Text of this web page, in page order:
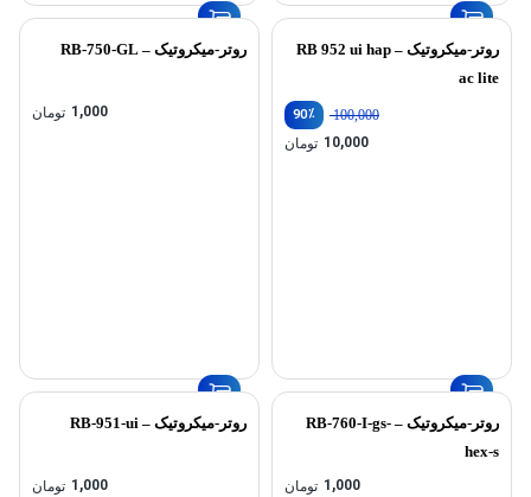
روتر-میکروتیک – RB 952 ui hap
ac lite
٪90 100,000
10,000 تومان
روتر-میکروتیک – RB-750-GL
1,000 تومان
روتر-میکروتیک – RB-760-I-gs-
hex-s
1,000 تومان
روتر-میکروتیک – RB-951-ui
1,000 تومان